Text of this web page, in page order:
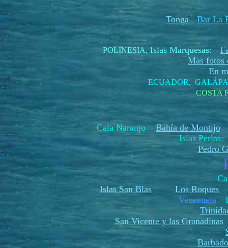
Tonga Bar La
POLINESIA, Islas Marquesas:
Mas fotos
En
ECUADOR,
COSTA
Cala NaranjoBahía de Montijo
Islas
Pedro
Islas San Blas
Los Roques
Venezuela
San Vicente y las Granadinas